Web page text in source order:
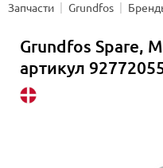
Запчасти Grundfos
Grundfos Spare,
артикул